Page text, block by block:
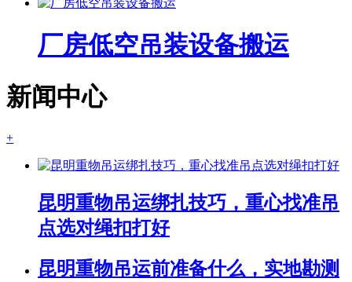
厂房低空吊装设备搬运
新闻中心
+
昆明重物吊运绑扎技巧，重心找准吊
点选对绳扣打好
昆明重物吊运前准备什么，实地勘测